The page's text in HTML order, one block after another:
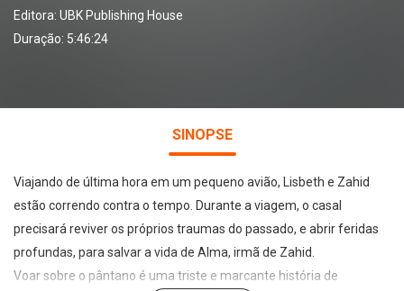
Editora: UBK Publishing House
Duração: 5:46:24
SINOPSE
Viajando de última hora em um pequeno avião, Lisbeth e Zahid
estão correndo contra o tempo. Durante a viagem, o casal
precisará reviver os próprios traumas do passado, e abrir feridas
profundas, para salvar a vida de Alma, irmã de Zahid.
Voar sobre o pântano é uma triste e marcante história de